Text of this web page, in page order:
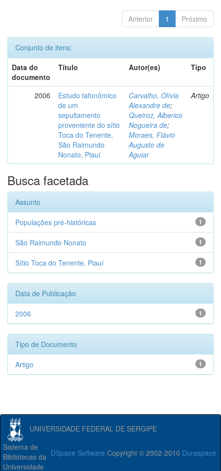
Anterior 1 Próximo
Conjunto de itens:
Data do
documento
Título Autor(es) Tipo
2006
Estudo tafonômico
de um
sepultamento
proveniente do sítio
Toca do Tenente,
São Raimundo
Nonato, Piauí
Carvalho, Olívia
Alexandre de;
Queiroz, Alberico
Nogueira de;
Moraes, Flávio
Augusto de
Aguiar
Artigo
Busca facetada
Assunto
1
Populações pré-históricas
1
São Raimundo Nonato
1
Sítio Toca do Tenente, Piauí
Data de Publicação
1
2006
Tipo de Documento
1
Artigo
UNIVERSIDADE FEDERAL DE SERGIPE
DSpace Software Copyright © 2002-2010 Duraspace
Sistema de
Bibliotecas da
Universidade